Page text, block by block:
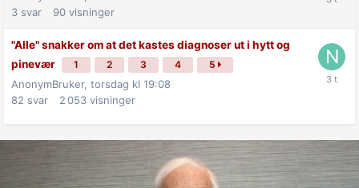
3 svar 90 visninger
"Alle" snakker om at det kastes diagnoser ut i hytt og
pinevær
1 2 3 4 5
AnonymBruker, torsdag kl 19:08
82 svar 2 053 visninger